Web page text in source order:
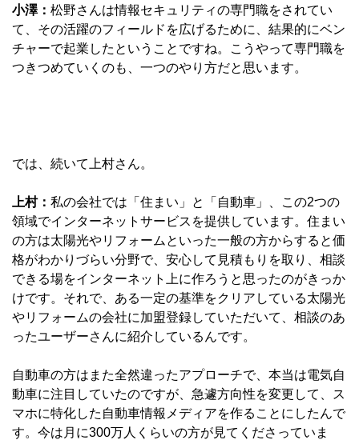
小澤： 松野さんは情報セキュリティの専門職をされてい
て、その活躍のフィールドを広げるために、結果的にベン
チャーで起業したということですね。こうやって専門職を
つきつめていくのも、一つのやり方だと思います。
では、続いて上村さん。
上村： 私の会社では「住まい」と「自動車」、この2つの
領域でインターネットサービスを提供しています。住まい
の方は太陽光やリフォームといった一般の方からすると価
格がわかりづらい分野で、安心して見積もりを取り、相談
できる場をインターネット上に作ろうと思ったのがきっか
けです。それで、ある一定の基準をクリアしている太陽光
やリフォームの会社に加盟登録していただいて、相談のあ
ったユーザーさんに紹介しているんです。
自動車の方はまた全然違ったアプローチで、本当は電気自
動車に注目していたのですが、急遽方向性を変更して、ス
マホに特化した自動車情報メディアを作ることにしたんで
す。今は月に300万人くらいの方が見てくださっていま